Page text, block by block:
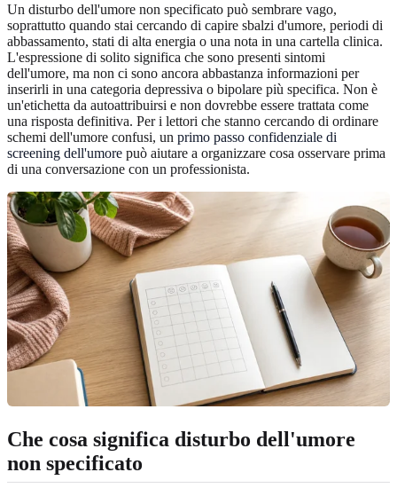
Un disturbo dell'umore non specificato può sembrare vago,
soprattutto quando stai cercando di capire sbalzi d'umore, periodi di
abbassamento, stati di alta energia o una nota in una cartella clinica.
L'espressione di solito significa che sono presenti sintomi
dell'umore, ma non ci sono ancora abbastanza informazioni per
inserirli in una categoria depressiva o bipolare più specifica. Non è
un'etichetta da autoattribuirsi e non dovrebbe essere trattata come
una risposta definitiva. Per i lettori che stanno cercando di ordinare
schemi dell'umore confusi, un primo passo confidenziale di
screening dell'umore può aiutare a organizzare cosa osservare prima
di una conversazione con un professionista.
Che cosa significa disturbo dell'umore
non specificato